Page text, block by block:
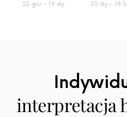
22 gru – 19 sty 20 sty – 18
interpretacja